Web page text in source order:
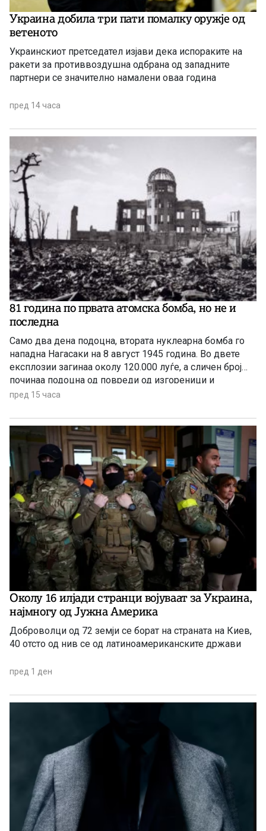
Украина добила три пати помалку оружје од
ветеното
Украинскиот претседател изјави дека испораките на
ракети за противвоздушна одбрана од западните
партнери се значително намалени оваа година
пред 14 часа
81 година по првата атомска бомба, но не и
последна
Само два дена подоцна, втората нуклеарна бомба го
нападна Нагасаки на 8 август 1945 година. Во двете
експлозии загинаа околу 120.000 луѓе, а сличен број
починаа подоцна од повреди од изгореници и
радијација, а зад себе оставија 650.000 преживеани
пред 15 часа
Околу 16 илјади странци војуваат за Украина,
најмногу од Јужна Америка
Доброволци од 72 земји се борат на страната на Киев,
40 отсто од нив се од латиноамериканските држави
пред 1 ден